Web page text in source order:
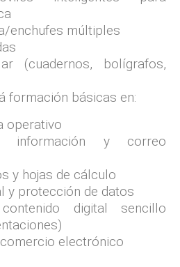
enchufes múltiples
(cuadernos, bolígrafos,
formación básicas en:
operativo
información y correo
y hojas de cálculo
y protección de datos
digital sencillo
electrónico